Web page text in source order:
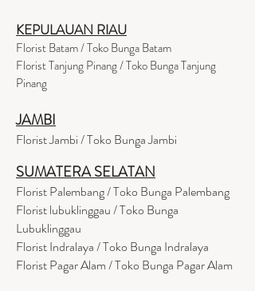
KEPULAUAN RIAU
Florist Batam / Toko Bunga Batam
Florist Tanjung Pinang / Toko Bunga Tanjung
Pinang
JAMBI
Florist Jambi / Toko Bunga Jambi
SUMATERA SELATAN
Florist Palembang / Toko Bunga Palembang
Florist lubuklinggau / Toko Bunga
Lubuklinggau
Florist Indralaya / Toko Bunga Indralaya
Florist Pagar Alam / Toko Bunga Pagar Alam